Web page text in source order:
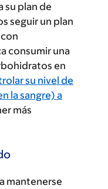
su plan de
seguir un plan
consumir una
en
su nivel de
la sangre) a
más
mantenerse